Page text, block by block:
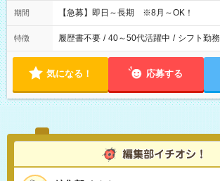
期間 【急募】即日～長期 ※8月～OK！
特徴 履歴書不要 / 40～50代活躍中 / シフト勤務
気になる！ 応募する